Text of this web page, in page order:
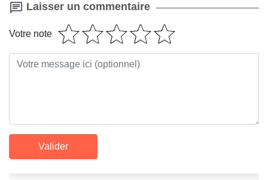
Laisser un commentaire
Votre note